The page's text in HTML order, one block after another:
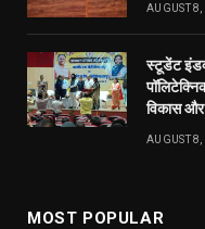
AUGUST
स्टूडेंट
विकास और
AUGUST
MOST POPULAR